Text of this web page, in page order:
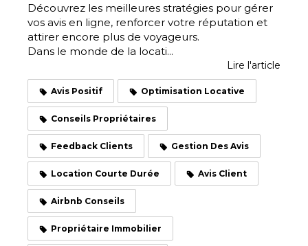
Découvrez les meilleures stratégies pour gérer
vos avis en ligne, renforcer votre réputation et
attirer encore plus de voyageurs.
Dans le monde de la locati...
Lire l'article
Avis Positif Optimisation Locative
Conseils Propriétaires
Feedback Clients Gestion Des Avis
Location Courte Durée Avis Client
Airbnb Conseils
Propriétaire Immobilier